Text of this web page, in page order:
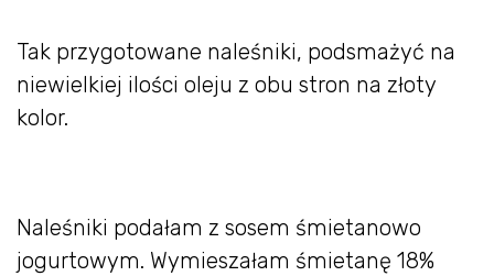
Tak przygotowane naleśniki, podsmażyć na
niewielkiej ilości oleju z obu stron na złoty
kolor.
Naleśniki podałam z sosem śmietanowo
jogurtowym. Wymieszałam śmietanę 18%